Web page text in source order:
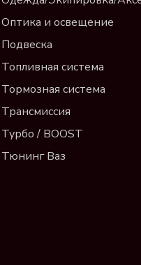
Оптика и освещение
Подвеска
Топливная система
Тормозная система
Трансмиссия
Турбо / BOOST
Тюнинг Ваз